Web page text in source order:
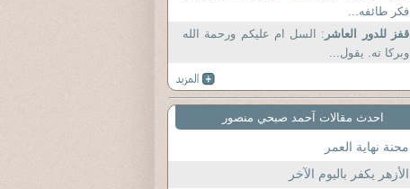
فكر طائفه...
قفز للدور العاشر : السل ام عليكم ورحمة الله
وبركا ته. يقول...
احدث مقالات آحمد صبحي منصور
محنة نهاية العمر
الأزهر يكفر باليوم الآخر